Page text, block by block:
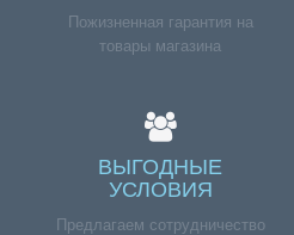
Пожизненная гарантия на
товары магазина
ВЫГОДНЫЕ
УСЛОВИЯ
Предлагаем сотрудничество